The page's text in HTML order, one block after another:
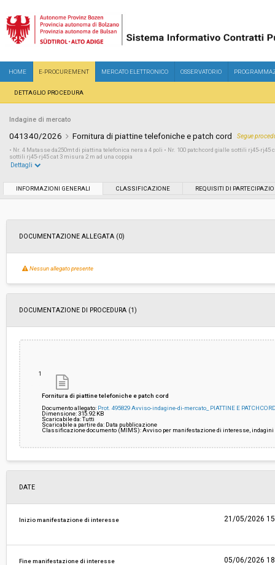
HOME E-PROCUREMENT MERCATO ELETTRONICO OSSERVATORIO
DETTAGLIO PROCEDURA
Indagine di mercato
041340/2026 Fornitura di piattine telefoniche e patch cord
Segue
• Nr. 4 Matasse da250mt di piattina telefonica nera a 4 poli • Nr. 100 patchcord gialle sottili rj45-rj45
sottili rj45-rj45 cat 3 misura 2 m ad una coppia
Svolgimento:
Importo a base di gara soggetto a
ribasso:
Link al fascicolo trasparenza: Clicca qui
Dettagli
INFORMAZIONI GENERALI CLASSIFICAZIONE REQUISITI DI
DOCUMENTAZIONE ALLEGATA (0)
Nessun allegato presente
DOCUMENTAZIONE DI PROCEDURA (1)
1
Fornitura di piattine telefoniche e patch cord
Documento allegato: Prot. 495829 Avviso-indagine-di-mercato_ PIATTINE E
Dimensione: 315.92 KB
Scaricabile da: Tutti
Scaricabile a partire da: Data pubblicazione
Classificazione documento (MIMS): Avviso per manifestazione di interesse, indagini
DATE
Inizio manifestazione di interesse 21/05/2026
Fine manifestazione di interesse 05/06/2026